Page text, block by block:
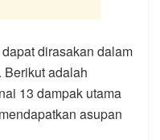
dirasakan dalam
adalah
13 dampak utama
asupan